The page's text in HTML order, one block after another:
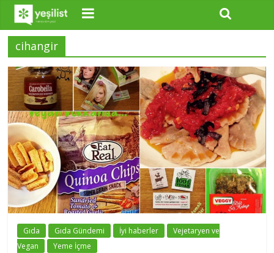
cihangir
Gıda Gıda Gündemi İyi haberler
Vejetaryen ve
Vegan
Yeme İçme